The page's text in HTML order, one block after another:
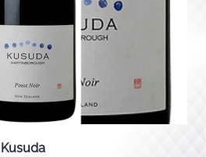
Kusuda